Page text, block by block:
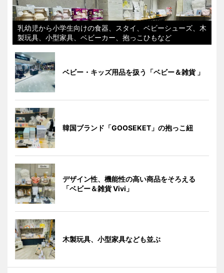
乳幼児から小学生向けの食器、スタイ、ベビーシューズ、木
製玩具、小型家具、ベビーカー、抱っこひもなど
ベビー・キッズ用品を扱う「ベビー＆雑貨 」
韓国ブランド「GOOSEKET」の抱っこ紐
デザイン性、機能性の高い商品をそろえる
「ベビー＆雑貨 Vivi」
木製玩具、小型家具なども並ぶ